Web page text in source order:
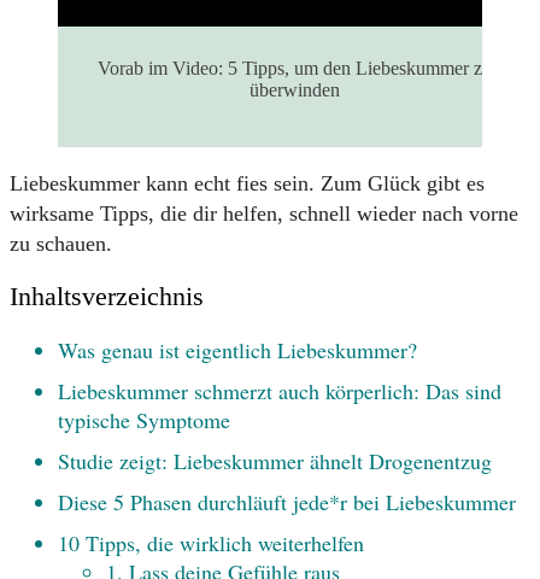
Vorab im Video: 5 Tipps, um den Liebeskummer zu
überwinden
Liebeskummer kann echt fies sein. Zum Glück gibt es
wirksame Tipps, die dir helfen, schnell wieder nach vorne
zu schauen.
Inhaltsverzeichnis
Was genau ist eigentlich Liebeskummer?
Liebeskummer schmerzt auch körperlich: Das sind
typische Symptome
Studie zeigt: Liebeskummer ähnelt Drogenentzug
Diese 5 Phasen durchläuft jede*r bei Liebeskummer
10 Tipps, die wirklich weiterhelfen
1. Lass deine Gefühle raus